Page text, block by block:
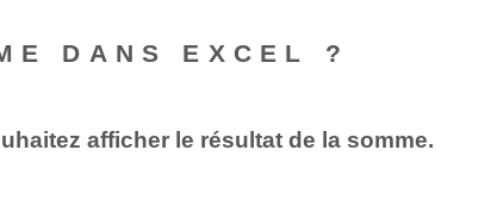
DANS EXCEL ?
afficher le résultat de la somme.